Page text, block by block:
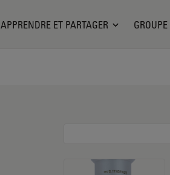
APPRENDRE ET PARTAGER GROUPE